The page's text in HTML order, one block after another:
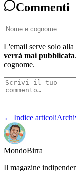
Commenti
L'email serve solo
verrà mai pubblicata
cognome.
← Indice articoli
MondoBirra
Il magazine